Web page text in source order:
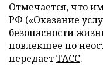
Отмечается, что
РФ («Оказание
безопасности
повлекшее по
передаетТАСС.